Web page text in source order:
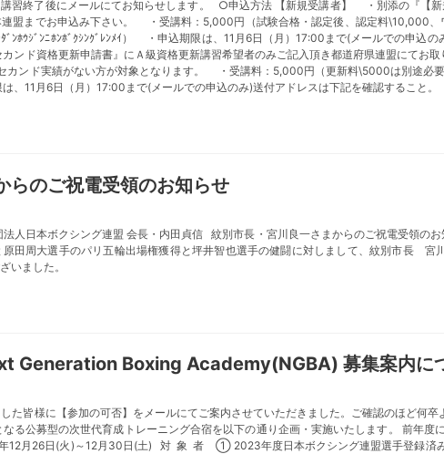
習終了後にメールにてお知らせします。 ○申込方法 【新規受講者】 ・別添の『【
連盟までお申込み下さい。 ・受講料：5,000円（試験合格・認定後、認定料
ﾞﾝﾎｳｼﾞﾝﾆﾎﾝﾎﾞｸｼﾝｸﾞﾚﾝﾒｲ） ・申込期限は、11月6日（月）17:00まで(メールでの申込
ンド資格更新申請書』にＡ級資格更新講習希望者のみご記入頂き都道府県連盟にて
カンド実績がない方が対象となります。 ・受講料：5,000円（更新料\5000は別途
は、11月6日（月）17:00まで(メールでの申込のみ)送付アドレスは下記を確認するこ
らのご祝電受領のお知らせ
本ボクシング連盟 会長・内田貞信 紋別市長・宮川良一さまからのご祝電受領の
田周大選手のパリ五輪出場権獲得と坪井智也選手の健闘に対しまして、紋別市長 宮
ました。
Generation Boxing Academy(NGBA) 募集案内に
た皆様に【参加の可否】をメールにてご案内させていただきました。ご確認のほ
る公募型の次世代育成トレーニング合宿を以下の通り企画・実施いたします。 前年度
12月26日(火)～12月30日(土) 対 象 者 ① 2023年度日本ボクシング連盟選手